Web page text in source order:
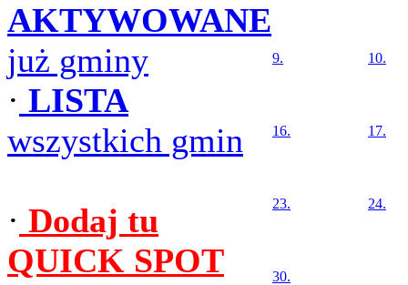
AKTYWOWANE
już gminy
· LISTA
wszystkich gmin
· Dodaj tu
QUICK SPOT
9. 10.
16. 17.
23. 24.
30.